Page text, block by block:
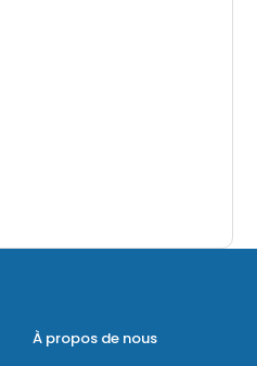
À propos de nous